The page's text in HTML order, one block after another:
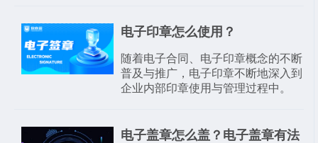
电子印章怎么使用？
随着电子合同、电子印章概念的不断
普及与推广，电子印章不断地深入到
企业内部印章使用与管理过程中。
电子盖章怎么盖？电子盖章有法